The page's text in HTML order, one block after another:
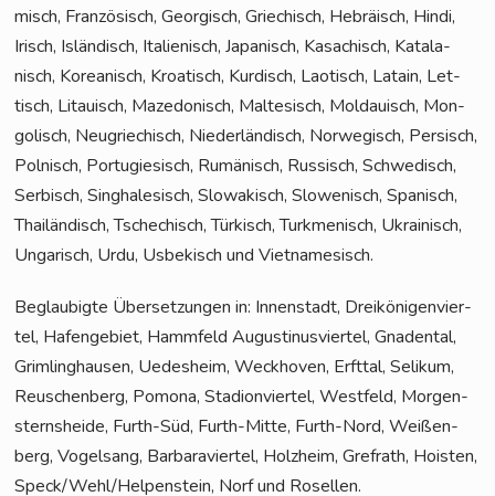
misch, Fran­zö­sisch, Geor­gisch, Grie­chisch, Hebrä­isch, Hin­di,
Irisch, Islän­disch, Ita­lie­nisch, Japa­nisch, Kasa­chisch, Kata­la­
nisch, Korea­nisch, Kroa­tisch, Kur­disch, Lao­tisch, Latain, Let­
tisch, Litau­isch, Maze­do­nisch, Mal­te­sisch, Mol­dauisch, Mon­
go­lisch, Neu­grie­chisch, Nie­der­län­disch, Nor­we­gisch, Per­sisch,
Pol­nisch, Por­tu­gie­sisch, Rumä­nisch, Rus­sisch, Schwe­disch,
Ser­bisch, Sin­gha­le­sisch, Slo­wa­kisch, Slo­we­nisch, Spa­nisch,
Thai­län­disch, Tsche­chisch, Tür­kisch, Turk­me­ni­sch, Ukrai­nisch,
Unga­risch, Urdu, Usbe­kisch und Vietnamesisch.
Beglau­big­te Über­set­zun­gen in: Innen­stadt, Drei­kö­ni­gen­vier­
tel, Hafen­ge­biet, Hamm­feld Augus­ti­nus­vier­tel, Gna­den­tal,
Grim­ling­hau­sen, Uedes­heim, Weck­ho­ven, Erft­tal, Seli­kum,
Reu­schen­berg, Pomo­na, Sta­di­on­vier­tel, West­feld, Mor­gen­
sterns­hei­de, Furth-Süd, Furth-Mit­te, Furth-Nord, Wei­ßen­
berg, Vogel­sang, Bar­ba­ra­vier­tel, Holz­heim, Gref­rath, Hois­ten,
Speck/Wehl/Helpenstein, Norf und Rosellen.